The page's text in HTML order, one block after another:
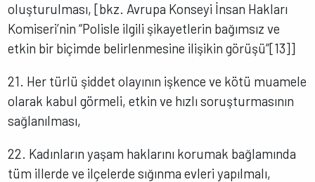
oluşturulması, [bkz. Avrupa Konseyi İnsan Hakları
Komiseri’nin “Polisle ilgili şikayetlerin bağımsız ve
etkin bir biçimde belirlenmesine ilişikin görüşü”[13]]
21. Her türlü şiddet olayının işkence ve kötü muamele
olarak kabul görmeli, etkin ve hızlı soruşturmasının
sağlanılması,
22. Kadınların yaşam haklarını korumak bağlamında
tüm illerde ve ilçelerde sığınma evleri yapılmalı,